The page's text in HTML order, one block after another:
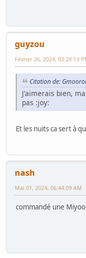
guyzou
Février 26, 2024, 03:28:13
Citation de:
J'aimerais bien,
pas :joy:
Et les nuits ca sert à
nash
Mai 01, 2024, 06:44:09 AM
commandé une